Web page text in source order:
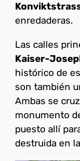
enredaderas.
Las calles
Kaiser-
histórico de
son también
Ambas se
monumento
puesto allí
destruida en